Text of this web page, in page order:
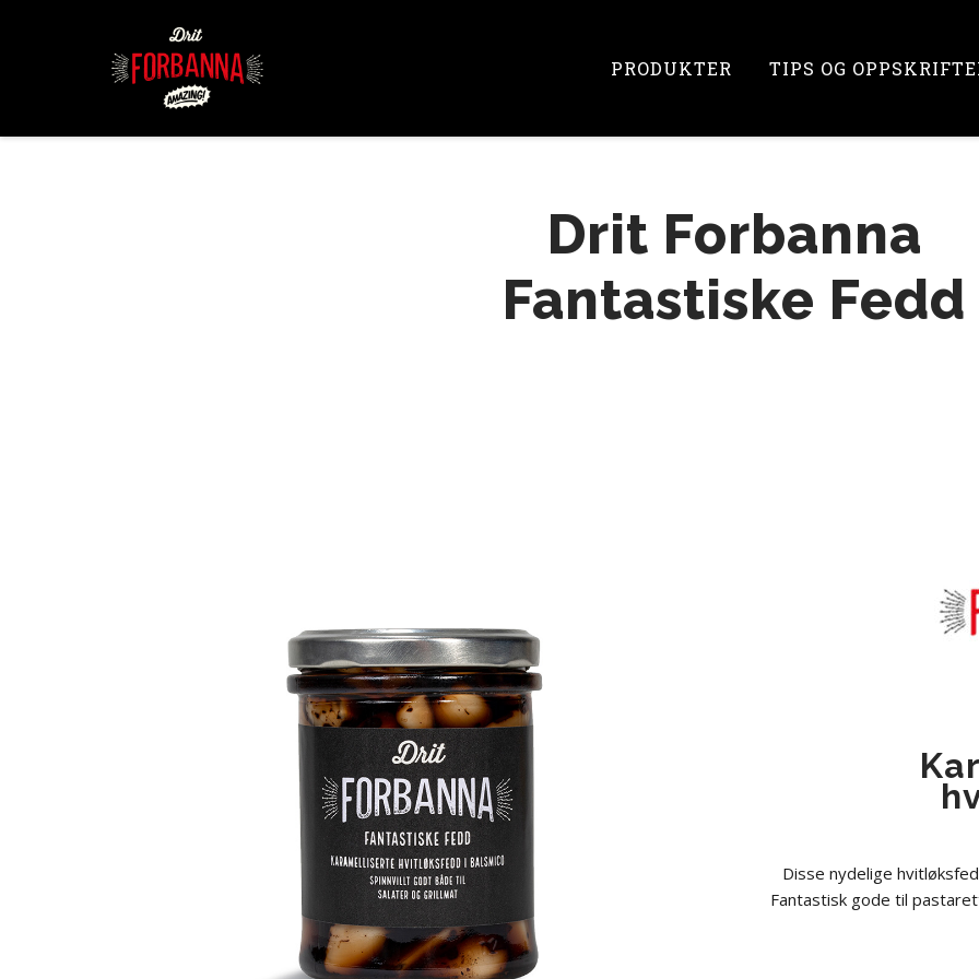
contentPRODUKTER TIPS OG
Drit Forbanna
Fantastiske Fedd
Disse nydelige
Fantastisk gode til